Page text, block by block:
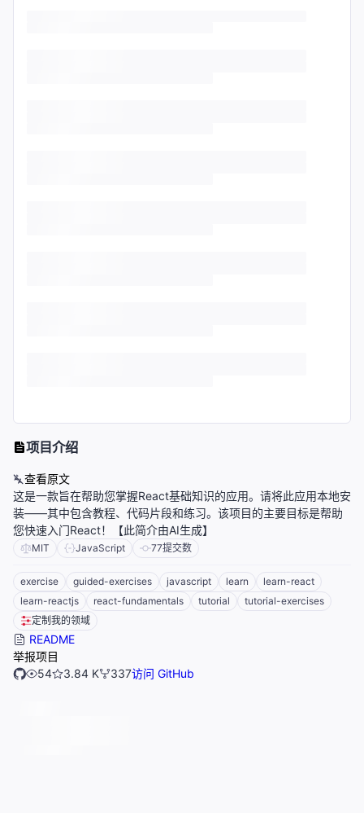
项目介绍
查看原文
这是一款旨在帮助您掌握React基础知识的应用。请将此应用本地安
装——其中包含教程、代码片段和练习。该项目的主要目标是帮助
您快速入门React！【此简介由AI生成】
MIT JavaScript 77提交数
exercise guided-exercises javascript learn
learn-react
learn-reactjs
react-fundamentals tutorial
tutorial-exercises
定制我的领域
README
举报项目
54
3.84 K 337访问 GitHub